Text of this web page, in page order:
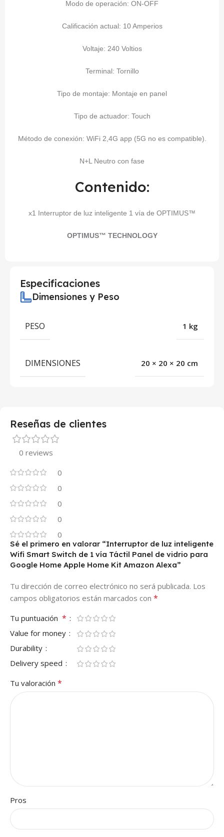
Modo de operación: ON-OFF
Calificación actual: 10 Amperios
Voltaje: 240 Voltios
Terminal: Tornillo
Tipo de montaje: Montaje en panel
Tipo de actuador: Touch
Método de conexión: WiFi 2,4G app (5G no es compatible).
N+L Neutro con fase
Contenido:
x1 Interruptor de luz inteligente 1 vía de OPTIMUS™
OPTIMUS™ TECHNOLOGY
Especificaciones
Dimensiones y Peso
PESO 1 kg
DIMENSIONES 20 × 20 × 20 cm
Reseñas de clientes
0 reviews
0
0
0
0
0
Sé el primero en valorar “Interruptor de luz inteligente
Wifi Smart Switch de 1 vía Táctil Panel de vidrio para
Google Home Apple Home Kit Amazon Alexa”
Tu dirección de correo electrónico no será publicada. Los
campos obligatorios están marcados con *
Tu puntuación *
Value for money
Durability
Delivery speed
Tu valoración *
Pros